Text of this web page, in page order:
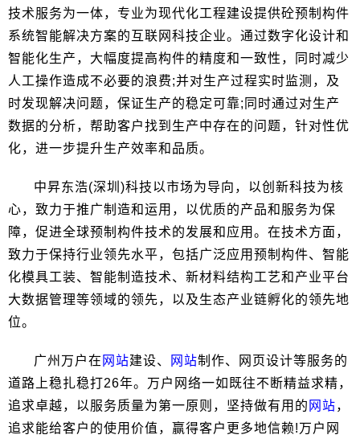
技术服务为一体，专业为现代化工程建设提供砼预制构件
系统智能解决方案的互联网科技企业。通过数字化设计和
智能化生产，大幅度提高构件的精度和一致性，同时减少
人工操作造成不必要的浪费;并对生产过程实时监测，及
时发现解决问题，保证生产的稳定可靠;同时通过对生产
数据的分析，帮助客户找到生产中存在的问题，针对性优
化，进一步提升生产效率和品质。
中昇东浩(深圳)科技以市场为导向，以创新科技为核
心，致力于推广制造和运用，以优质的产品和服务为保
障，促进全球预制构件技术的发展和应用。在技术方面，
致力于保持行业领先水平，包括广泛应用预制构件、智能
化模具工装、智能制造技术、新材料结构工艺和产业平台
大数据管理等领域的领先，以及生态产业链孵化的领先地
位。
广州万户在 网站建设、 网站制作、网页设计等服务的
道路上稳扎稳打26年。万户网络一如既往不断精益求精，
追求卓越，以服务质量为第一原则，坚持做有用的 网站，
追求能给客户的使用价值，赢得客户更多地信赖!万户网